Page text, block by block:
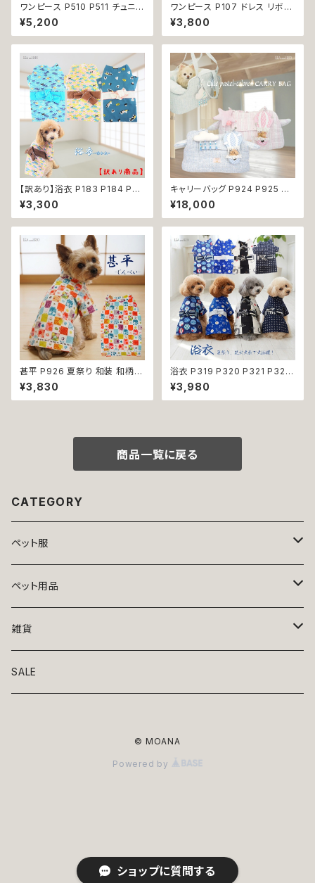
ショップに質問する
ワンピース P510 P511 チュニッ
クワンピース ワンピ ハイウエス
ト ハンドメイド お揃い 犬服 猫
服 ドックウェア ドッグウエア ナ
服 犬洋服 猫洋服 洋服 女の子
小型 小型犬 おしゃれ かわいい
プレゼント ギフト 送料無料 返
品交換不可
¥5,200
ワンピース P107 ドレス リボン
チェック ハンドメイド ナチュラル
ドッグウェア ドッグウエア dog
犬 猫 ペット 服 犬の服 猫の服
無料 返品交換不可
¥3,800
【訳あり】浴衣 P183 P184 P22
4ドッグウェア 男の子 ブルー イ
エロー ドッグ ウェア ドッグウエ
ア 犬 猫 ペット 服 犬服 和装 和
ウェーブ 青海波 小型犬 子犬 仔
犬
¥3,300
キャリーバッグ P924 P925 キ
ャリーケース ショルダーバッグ
ボストンバッグ お出掛け 散歩
旅行 避難用 防災 犬 猫 ペット
¥18,000
甚平 P926 夏祭り 和装 和柄
古風 伝統 日本 夏 ハンドメイド
ドッグウエア ドックウェア 男の
子 極小 小型犬 犬 猫 ペット 服
¥3,830
浴衣 P319 P320 P321 P322
和装 和柄 男の子 ネイビー ブル
ー ホワイト ブラック ドッグ ウェ
ア ドッグウエア 犬 猫 ペット 服
¥3,980
商品一覧に戻る
CATEGORY
ペット服
トップス
ニット
アロハ
ボトムス
ワンピース
ペット用品
ベッド
リード・首輪
雑貨
アート
SALE
© MOANA
Powered by